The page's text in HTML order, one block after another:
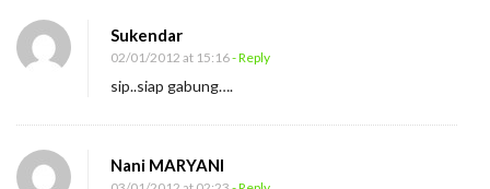
n
e
s
i
a
Sukendar
02/01/2012 at 15:16- Reply
sip..siap gabung….
Nani MARYANI